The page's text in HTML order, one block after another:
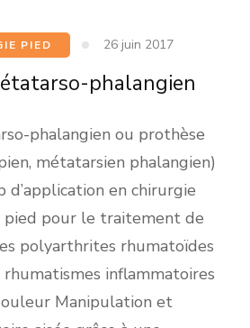
PIED 26 juin 2017
phalangien
phalangien ou prothèse
métatarsien phalangien)
d’application en chirurgie
pour le traitement de
polyarthrites rhumatoïdes
inflammatoires
Manipulation et